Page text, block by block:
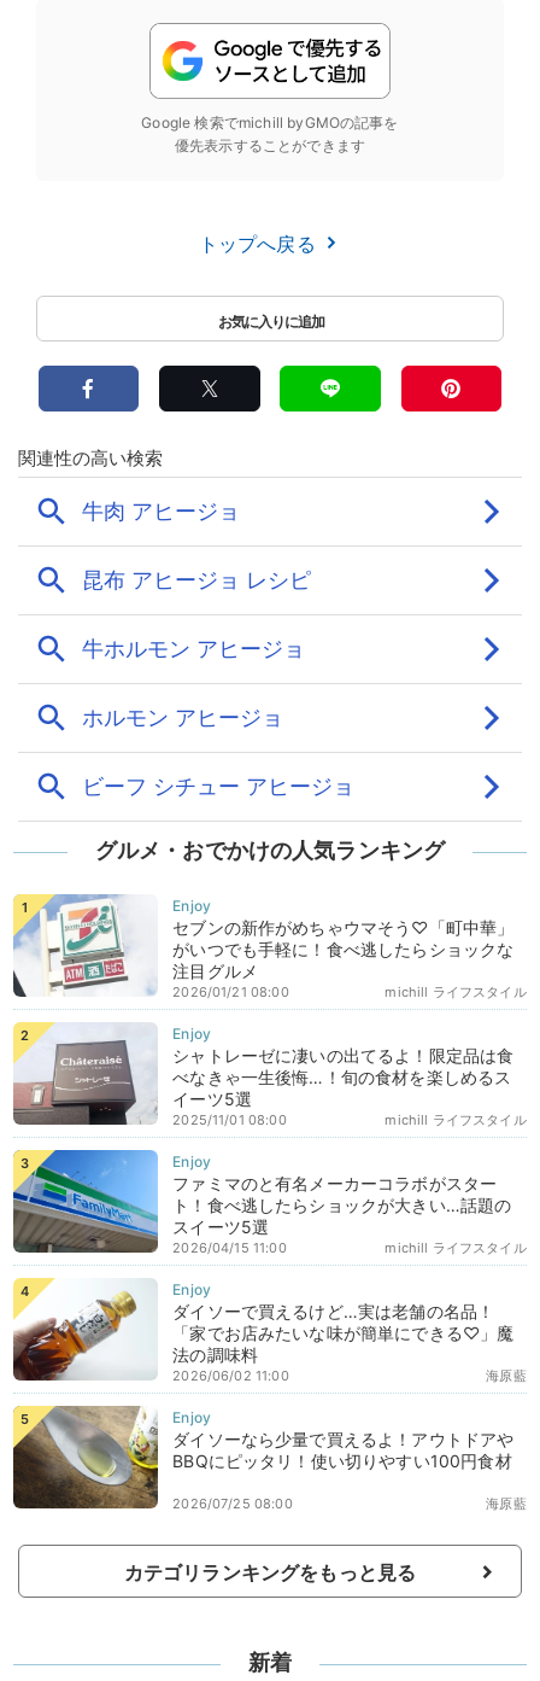
Google 検索でmichill byGMOの記事を
優先表示することができます
トップへ戻る
グルメ・おでかけの人気ランキング
セブンの新作がめちゃウマそう♡「町中華」
がいつでも手軽に！食べ逃したらショックな
注目グルメ
michill ライフスタイル
2026/01/21 08:00
シャトレーゼに凄いの出てるよ！限定品は食
べなきゃ一生後悔…！旬の食材を楽しめるス
イーツ5選
michill ライフスタイル
2025/11/01 08:00
ファミマのと有名メーカーコラボがスター
ト！食べ逃したらショックが大きい…話題の
スイーツ5選
michill ライフスタイル
2026/04/15 11:00
ダイソーで買えるけど…実は老舗の名品！
「家でお店みたいな味が簡単にできる♡」魔
法の調味料
海原藍
2026/06/02 11:00
ダイソーなら少量で買えるよ！アウトドアや
BBQにピッタリ！使い切りやすい100円食材
海原藍
2026/07/25 08:00
カテゴリランキングをもっと見る
新着